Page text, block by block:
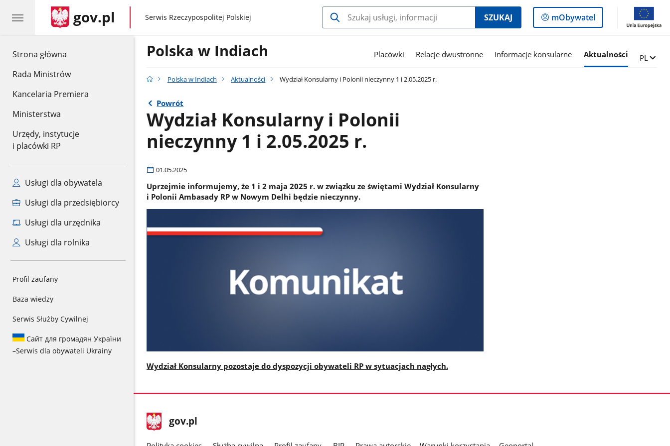
Strona główna
Rada Ministrów
Kancelaria Premiera
Ministerstwa
Urzędy, instytucje
i placówki RP
Usługi dla obywatela
Usługi dla przedsiębiorcy
Usługi dla urzędnika
Usługi dla rolnika
Profil zaufany
Baza wiedzy
Serwis Służby Cywilnej
Сайт для громадян України
–Serwis dla obywateli Ukrainy
gov.pl gov.pl
Serwis Rzeczypospolitej Polskiej SZUKAJ
Logowanie
do
mObywatel
Polska w Indiach Placówki Relacje dwustronne Informacje konsularne Aktualności Zmień
PL
Polska w Indiach Aktualności Wydział Konsularny i Polonii nieczynny 1 i 2.05.2025 r.
Powrót
Wydział Konsularny i Polonii
nieczynny 1 i 2.05.2025 r.
01.05.2025
Uprzejmie informujemy, że 1 i 2 maja 2025 r. w związku ze świętami Wydział Konsularny
i Polonii Ambasady RP w Nowym Delhi będzie nieczynny.
Wydział Konsularny pozostaje do dyspozycji obywateli RP w sytuacjach nagłych.
stopka
gov.pl Strona
gov.pl